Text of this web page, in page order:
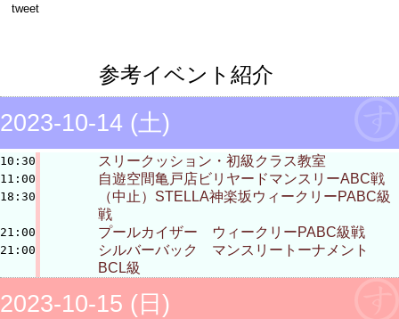
tweet
参考イベント紹介
2023-10-14 (土)
10:30 スリークッション・初級クラス教室
11:00 自遊空間亀戸店ビリヤードマンスリーABC戦
18:30
（中止）STELLA神楽坂ウィークリーPABC級
戦
21:00 プールカイザー ウィークリーPABC級戦
21:00
シルバーバック マンスリートーナメント
BCL級
2023-10-15 (日)